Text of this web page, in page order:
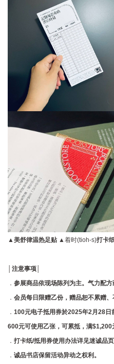
▲美舒律温热足贴 ▲着时(tioh-s)打卡
│注意事项│
． 参展商品依现场陈列为主。气力配方
． 会员每日限赠乙份，赠品恕不累赠、
． 100元电子抵用券於2025年2月28日
600元可使用乙张，可累抵，满$1,200
． 打卡纸/抵用券使用办法详见迷诚品页
． 诚品书店保留活动异动之权利。